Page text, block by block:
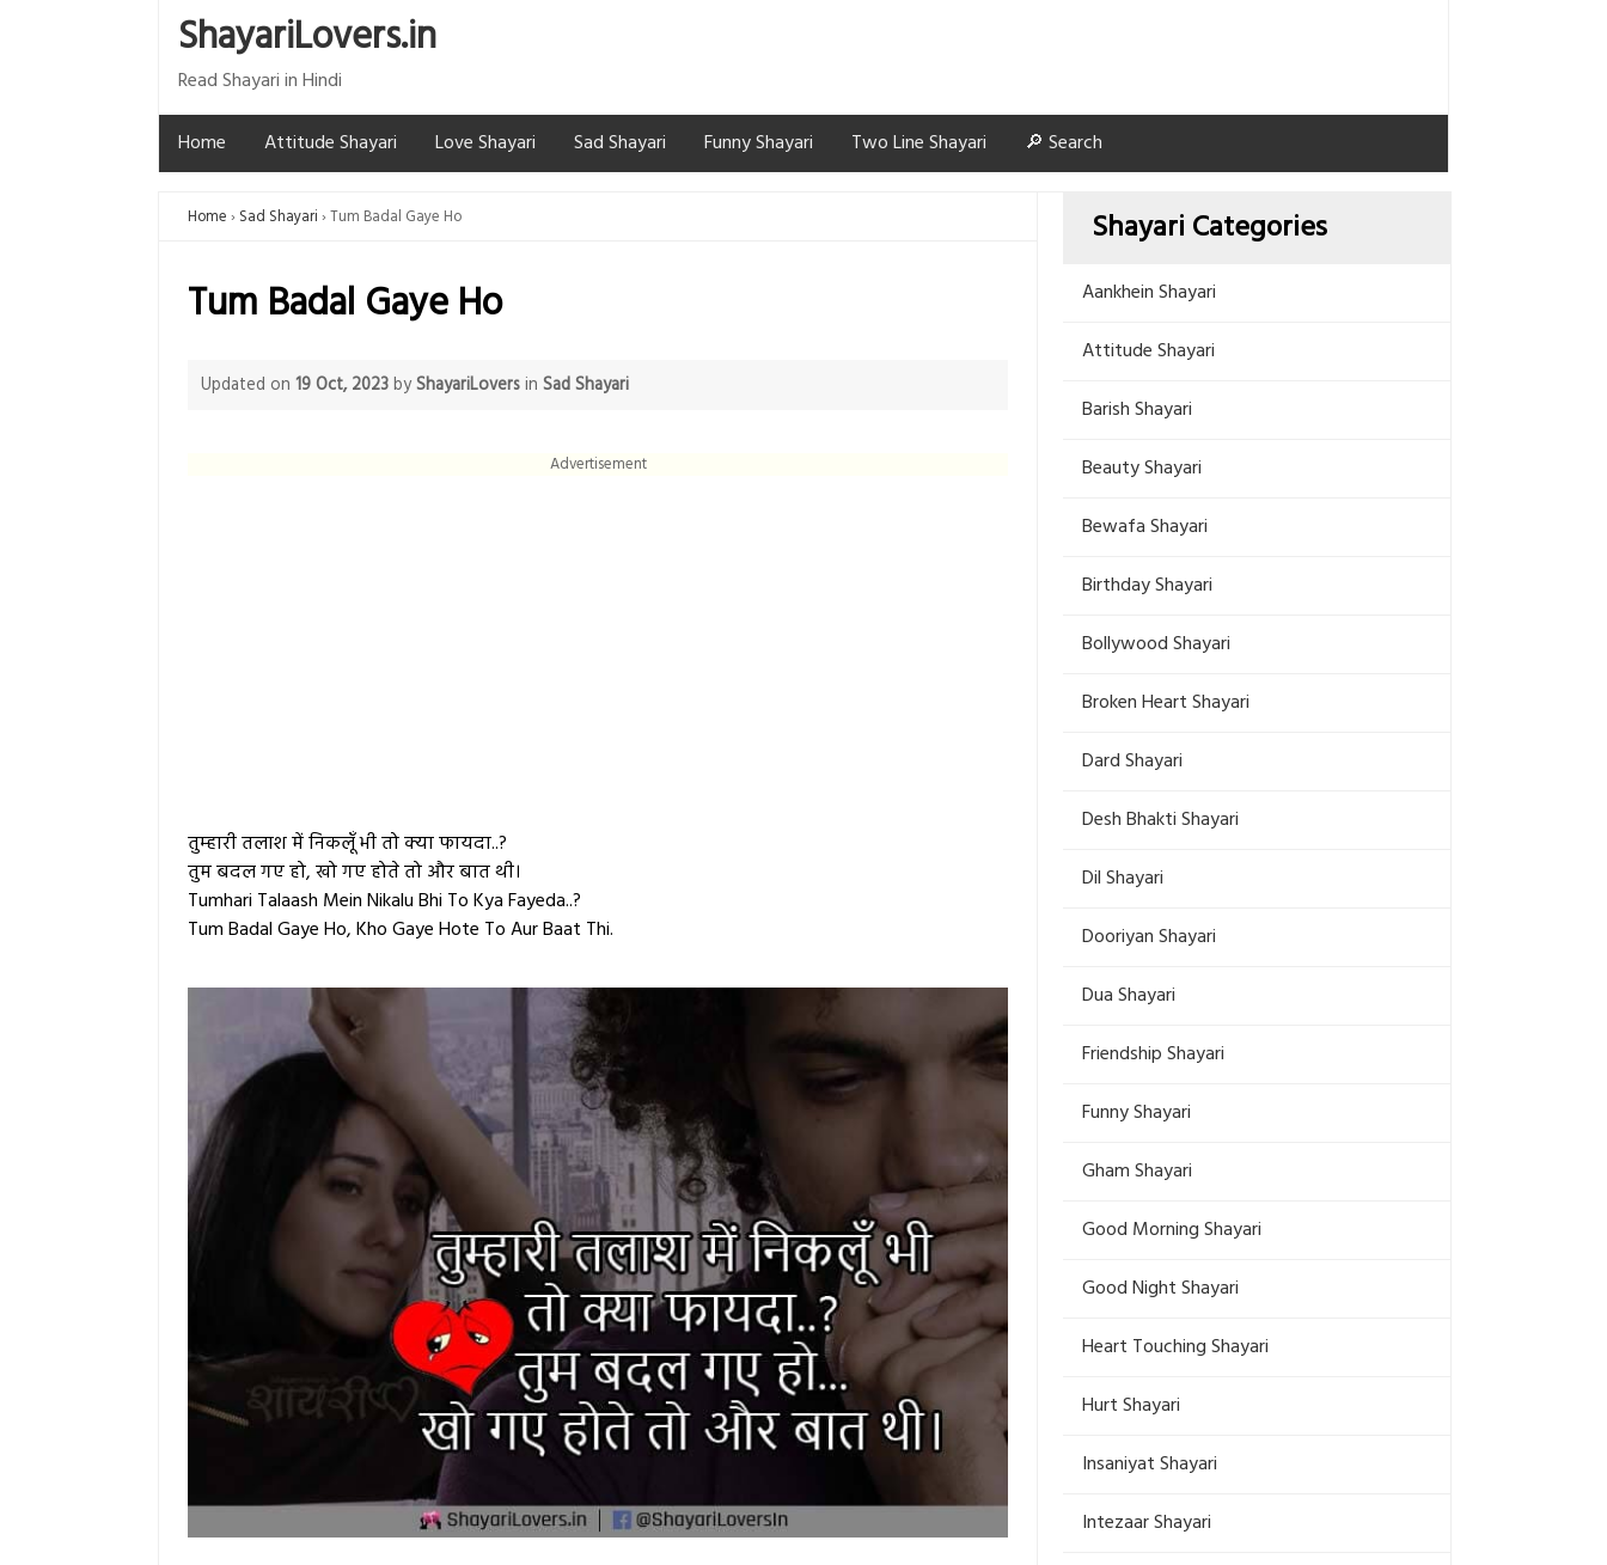
ShayariLovers.in
Read Shayari in Hindi
Home
Attitude Shayari Love Shayari Sad Shayari Funny Shayari Two Line Shayari 🔎 Search
Home Sad Shayari Tum Badal Gaye Ho
Tum Badal Gaye Ho
Updated on 19 Oct, 2023byShayariLoversin Sad Shayari
Advertisement
तुम्हारी तलाश में निकलूँ भी तो क्या फायदा..?
तुम बदल गए हो, खो गए होते तो और बात थी।
Tumhari Talaash Mein Nikalu Bhi To Kya Fayeda..?
Tum Badal Gaye Ho, Kho Gaye Hote To Aur Baat Thi.
Shayari Categories
Aankhein Shayari
Attitude Shayari
Barish Shayari
Beauty Shayari
Bewafa Shayari
Birthday Shayari
Bollywood Shayari
Broken Heart Shayari
Dard Shayari
Desh Bhakti Shayari
Dil Shayari
Dooriyan Shayari
Dua Shayari
Friendship Shayari
Funny Shayari
Gham Shayari
Good Morning Shayari
Good Night Shayari
Heart Touching Shayari
Hurt Shayari
Insaniyat Shayari
Intezaar Shayari